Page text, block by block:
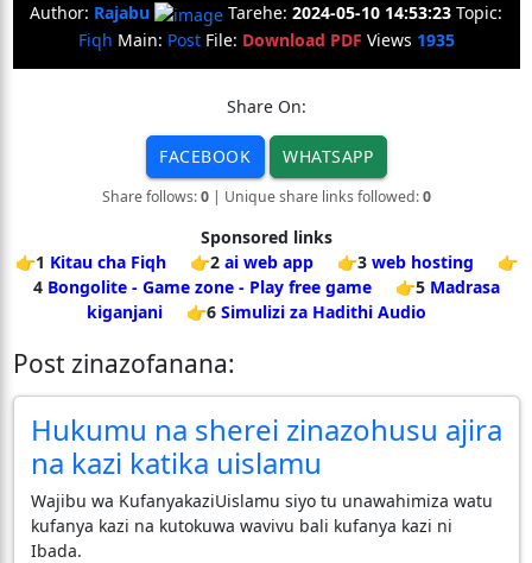
Author: Rajabu Tarehe: 2024-05-10 14:53:23 Topic:
Fiqh Main: PostFile: Download PDF Views 1935
Share On:
FACEBOOK WHATSAPP
Share follows:0| Unique share links followed:0
Sponsored links
👉1 Kitau cha Fiqh 👉2 ai web app 👉3 web hosting
👉
4 Bongolite - Game zone - Play free game 👉5 Madrasa
kiganjani
👉6 Simulizi za Hadithi Audio
Post zinazofanana:
Hukumu na sherei zinazohusu ajira
na kazi katika uislamu
Wajibu wa KufanyakaziUislamu siyo tu unawahimiza watu
kufanya kazi na kutokuwa wavivu bali kufanya kazi ni
Ibada.